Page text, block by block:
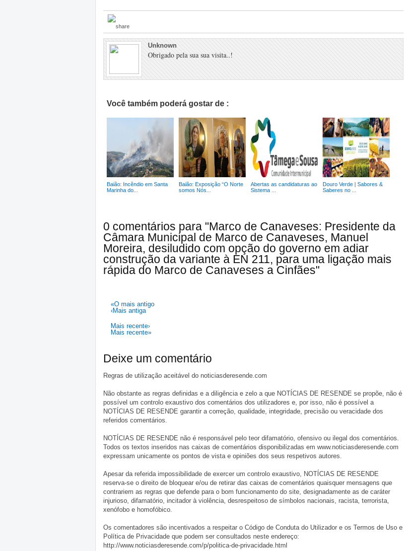
Unknown
Obrigado pela sua sua visita..!
Você também poderá gostar de :
Baião: Incêndio em Santa
Marinha do...
Baião: Exposição “O Norte
somos Nós...
Abertas as candidaturas ao
Sistema ...
Douro Verde | Sabores &
Saberes no ...
0 comentários para "Marco de Canaveses: Presidente da
Câmara Municipal de Marco de Canaveses, Manuel
Moreira, desiludido com opção do governo em adiar
construção da variante à EN 211, para uma ligação mais
rápida do Marco de Canaveses a Cinfães"
«O mais antigo
‹Mais antiga
Mais recente›
Mais recente»
Deixe um comentário
Regras de utilização aceitável do noticiasderesende.com
Não obstante as regras definidas e a diligência e zelo a que NOTÍCIAS DE RESENDE se propõe, não é
possível um controlo exaustivo dos comentários dos utilizadores e, por isso, não é possível a
NOTÍCIAS DE RESENDE garantir a correção, qualidade, integridade, precisão ou veracidade dos
referidos comentários.
NOTÍCIAS DE RESENDE não é responsável pelo teor difamatório, ofensivo ou ilegal dos comentários.
Todos os textos inseridos nas caixas de comentários disponibilizadas em www.noticiasderesende.com
expressam unicamente os pontos de vista e opiniões dos seus respetivos autores.
Apesar da referida impossibilidade de exercer um controlo exaustivo, NOTÍCIAS DE RESENDE
reserva-se o direito de bloquear e/ou de retirar das caixas de comentários quaisquer mensagens que
contrariem as regras que defende para o bom funcionamento do site, designadamente as de caráter
injurioso, difamatório, incitador à violência, desrespeitoso de símbolos nacionais, racista, terrorista,
xenófobo e homofóbico.
Os comentadores são incentivados a respeitar o Código de Conduta do Utilizador e os Termos de Uso e
Política de Privacidade que podem ser consultados neste endereço:
http://www.noticiasderesende.com/p/politica-de-privacidade.html